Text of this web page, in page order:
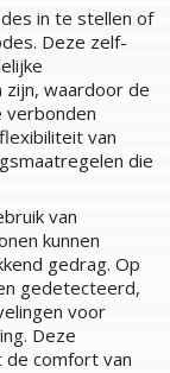
in te stellen of
Deze zelf-
waardoor de
verbonden
van
die
van
kunnen
gedrag. Op
gedetecteerd,
voor
Deze
comfort van